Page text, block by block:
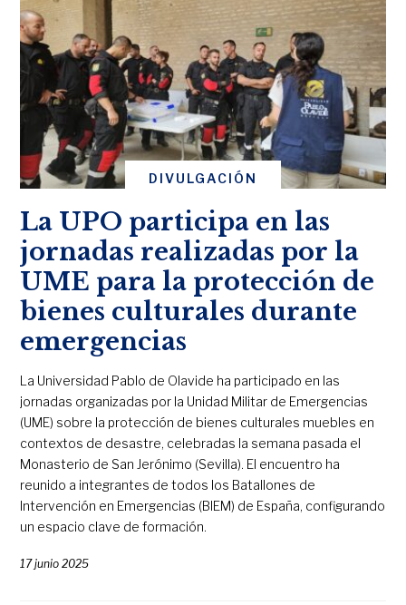
DIVULGACIÓN
La UPO participa en las
jornadas realizadas por la
UME para la protección de
bienes culturales durante
emergencias
La Universidad Pablo de Olavide ha participado en las
jornadas organizadas por la Unidad Militar de Emergencias
(UME) sobre la protección de bienes culturales muebles en
contextos de desastre, celebradas la semana pasada el
Monasterio de San Jerónimo (Sevilla). El encuentro ha
reunido a integrantes de todos los Batallones de
Intervención en Emergencias (BIEM) de España, configurando
un espacio clave de formación.
17 junio 2025